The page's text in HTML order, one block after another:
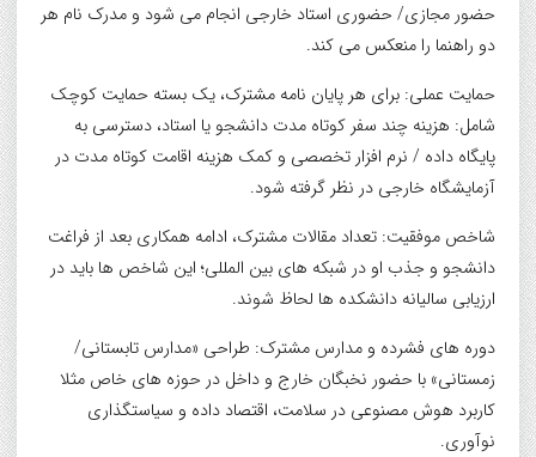
حضور مجازی/ حضوری استاد خارجی انجام می شود و مدرک نام هر
دو راهنما را منعکس می کند.
حمایت عملی: برای هر پایان نامه مشترک، یک بسته حمایت کوچک
شامل: هزینه چند سفر کوتاه مدت دانشجو یا استاد، دسترسی به
پایگاه داده / نرم افزار تخصصی و کمک هزینه اقامت کوتاه مدت در
آزمایشگاه خارجی در نظر گرفته شود.
شاخص موفقیت: تعداد مقالات مشترک، ادامه همکاری بعد از فراغت
دانشجو و جذب او در شبکه های بین المللی؛ این شاخص ها باید در
ارزیابی سالیانه دانشکده ها لحاظ شوند.
دوره های فشرده و مدارس مشترک: طراحی «مدارس تابستانی/
زمستانی» با حضور نخبگان خارج و داخل در حوزه های خاص مثلا
کاربرد هوش مصنوعی در سلامت، اقتصاد داده و سیاستگذاری
نوآوری.